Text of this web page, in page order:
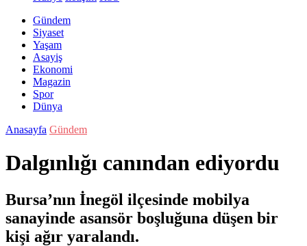
Gündem
Siyaset
Yaşam
Asayiş
Ekonomi
Magazin
Spor
Dünya
Anasayfa Gündem
Dalgınlığı canından ediyordu
Bursa’nın İnegöl ilçesinde mobilya
sanayinde asansör boşluğuna düşen bir
kişi ağır yaralandı.